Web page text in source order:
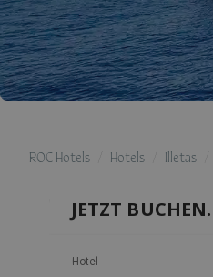
ROC Hotels Hotels Illetas
JETZT BUCHEN.
Hotel